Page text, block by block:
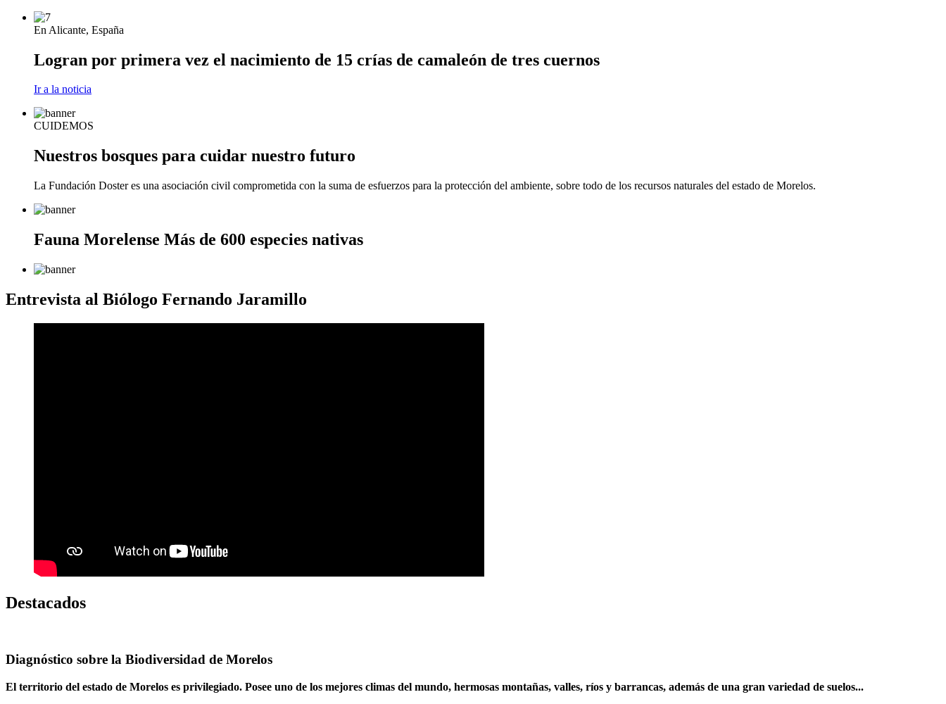
En Alicante, España
Logran por primera vez el nacimiento de 15 crías de camaleón de tres cuernos
Ir a la noticia
CUIDEMOS
Nuestros bosques para cuidar nuestro futuro
La Fundación Doster es una asociación civil comprometida con la suma de esfuerzos para la protección del ambiente, sobre todo de los recursos naturales del estado de Morelos.
Fauna Morelense Más de 600 especies nativas
Entrevista al Biólogo Fernando Jaramillo
Destacados
Diagnóstico sobre la Biodiversidad de Morelos
El territorio del estado de Morelos es privilegiado. Posee uno de los mejores climas del mundo, hermosas montañas, valles, ríos y barrancas, además de una gran variedad de suelos...